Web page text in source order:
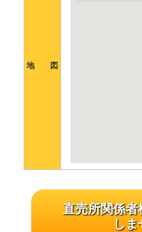
地 図
直売所関係
し